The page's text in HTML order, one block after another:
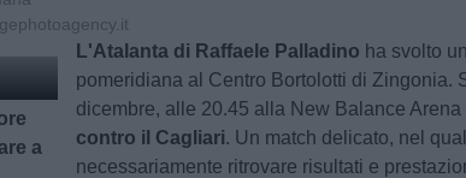
a
L'Atalanta di Raffaele Palladino ha svolto
pomeridiana al Centro Bortolotti di Zingonia.
dicembre, alle 20.45 alla New Balance Arena
contro il Cagliari. Un match delicato, nel
necessariamente ritrovare risultati e